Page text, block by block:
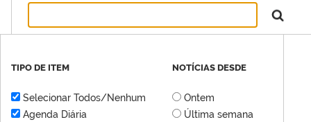
TIPO DE ITEM
Selecionar Todos/Nenhum
Agenda Diária
NOTÍCIAS DESDE
Ontem
Última semana